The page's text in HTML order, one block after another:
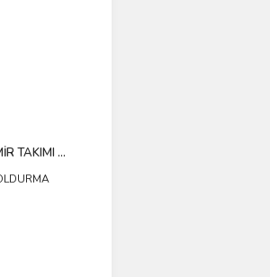
TAKIMI ...